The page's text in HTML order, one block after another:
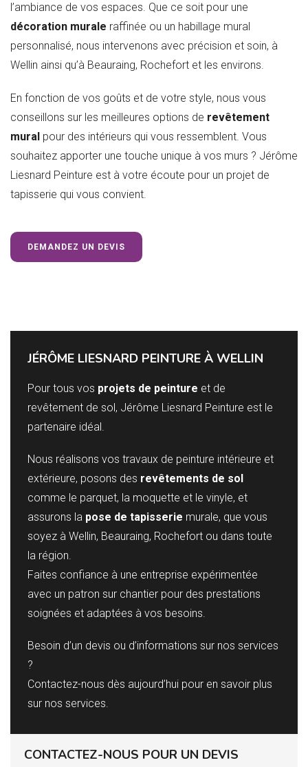
l’ambiance de vos espaces. Que ce soit pour une
décoration murale raffinée ou un habillage mural
personnalisé, nous intervenons avec précision et soin, à
Wellin ainsi qu’à Beauraing, Rochefort et les environs.
En fonction de vos goûts et de votre style, nous vous
conseillons sur les meilleures options de revêtement
mural pour des intérieurs qui vous ressemblent. Vous
souhaitez apporter une touche unique à vos murs ? Jérôme
Liesnard Peinture est à votre écoute pour un projet de
tapisserie qui vous convient.
DEMANDEZ UN DEVIS
JÉRÔME LIESNARD PEINTURE À WELLIN
Pour tous vos projets de peinture et de
revêtement de sol, Jérôme Liesnard Peinture est le
partenaire idéal.
Nous réalisons vos travaux de peinture intérieure et
extérieure, posons des revêtements de sol
comme le parquet, la moquette et le vinyle, et
assurons la pose de tapisserie murale, que vous
soyez à Wellin, Beauraing, Rochefort ou dans toute
la région.
Faites confiance à une entreprise expérimentée
avec un patron sur chantier pour des prestations
soignées et adaptées à vos besoins.
Besoin d’un devis ou d’informations sur nos services
?
Contactez-nous dès aujourd’hui pour en savoir plus
sur nos services.
CONTACTEZ-NOUS POUR UN DEVIS